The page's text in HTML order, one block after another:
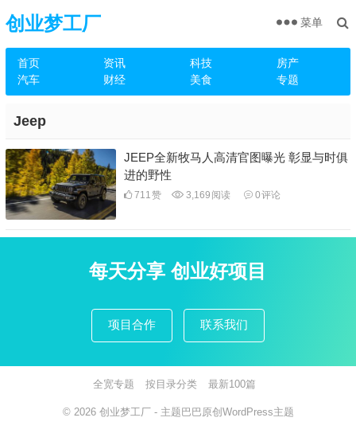
创业梦工厂
首页 资讯 科技
房产
汽车
财经 美食 专题
菜单
Jeep
JEEP全新牧马人高清官图曝光 彰显与时俱
进的野性
711赞 3,169 阅读 0评论
每天分享 创业好项目
项目合作 联系我们
全宽专题 按目录分类 最新100篇
© 2026 创业梦工厂- 主题巴巴原创 WordPress主题